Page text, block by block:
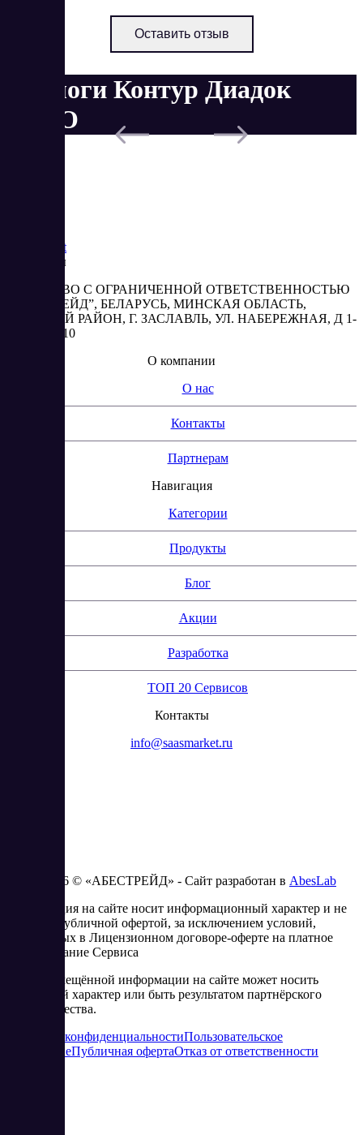
Оставить отзыв
Аналоги Контур Диадок
КЭДО
Market
Реквизиты
ОБЩЕСТВО С ОГРАНИЧЕННОЙ ОТВЕТСТВЕННОСТЬЮ
“АБЕСТРЕЙД”, БЕЛАРУСЬ, МИНСКАЯ ОБЛАСТЬ,
МИНСКИЙ РАЙОН, Г. ЗАСЛАВЛЬ, УЛ. НАБЕРЕЖНАЯ, Д 1-
2, КОМ. 310
О компании
О нас
Контакты
Партнерам
Навигация
Категории
Продукты
Блог
Акции
Разработка
ТОП 20 Сервисов
Контакты
info@saasmarket.ru
2023 - 2026 © «АБЕСТРЕЙД» - Сайт разработан в AbesLab
Информация на сайте носит информационный характер и не
является публичной офертой, за исключением условий,
изложенных в Лицензионном договоре-оферте на платное
использование Сервиса
Часть размещённой информации на сайте может носить
рекламный характер или быть результатом партнёрского
сотрудничества.
Политика конфиденциальностиПользовательское
соглашениеПубличная офертаОтказ от ответственности